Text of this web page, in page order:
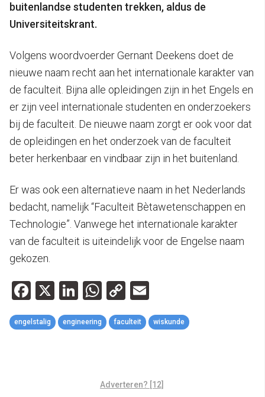
buitenlandse studenten trekken, aldus de
Universiteitskrant.
Volgens woordvoerder Gernant Deekens doet de
nieuwe naam recht aan het internationale karakter van
de faculteit. Bijna alle opleidingen zijn in het Engels en
er zijn veel internationale studenten en onderzoekers
bij de faculteit. De nieuwe naam zorgt er ook voor dat
de opleidingen en het onderzoek van de faculteit
beter herkenbaar en vindbaar zijn in het buitenland.
Er was ook een alternatieve naam in het Nederlands
bedacht, namelijk “Faculteit Bètawetenschappen en
Technologie”. Vanwege het internationale karakter
van de faculteit is uiteindelijk voor de Engelse naam
gekozen.
Facebook
X LinkedIn
WhatsApp
Copy
Link
engelstalig engineering faculteit wiskunde
Adverteren? [12]